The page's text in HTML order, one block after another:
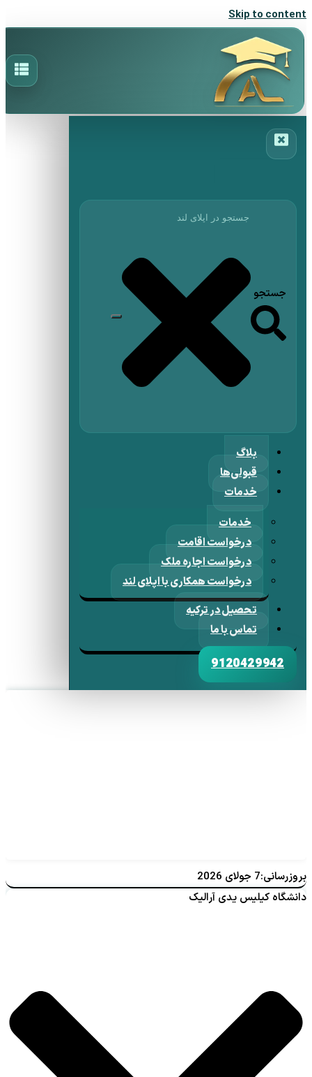
Skip to content
جستجو
بلاگ
قبولی‌ها
خدمات
خدمات
درخواست اقامت
درخواست اجاره ملک
درخواست همکاری با اپلای لند
تحصیل در ترکیه
تماس با ما
9120429942
بروزرسانی:7 جولای 2026
دانشگاه کیلیس یدی آرالیک